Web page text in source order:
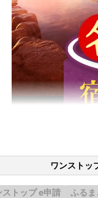
ワンストッ
トップ e申請 ふるま